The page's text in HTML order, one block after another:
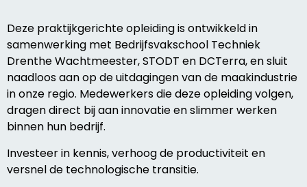
Deze praktijkgerichte opleiding is ontwikkeld in
samenwerking met Bedrijfsvakschool Techniek
Drenthe Wachtmeester, STODT en DCTerra, en sluit
naadloos aan op de uitdagingen van de maakindustrie
in onze regio. Medewerkers die deze opleiding volgen,
dragen direct bij aan innovatie en slimmer werken
binnen hun bedrijf.
Investeer in kennis, verhoog de productiviteit en
versnel de technologische transitie.